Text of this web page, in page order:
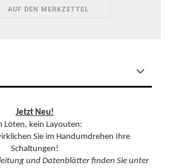
AUF DEN MERKZETTEL
Jetzt Neu!
Löten, kein Layouten:
Sie im Handumdrehen Ihre
Schaltungen!
und Datenblätter finden Sie unter